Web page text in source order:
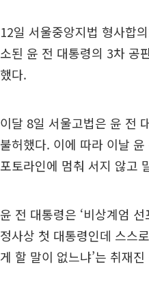
12일 서울중앙지법 형사합
소된 윤 전 대통령의 3차 공
했다.
이달 8일 서울고법은 윤 전
불허했다. 이에 따라 이날
포토라인에 멈춰 서지 않고
윤 전 대통령은 ‘비상계엄
정사상 첫 대통령인데 스스
게 할 말이 없느냐’는 취재